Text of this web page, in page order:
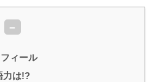
ィール
力は!?